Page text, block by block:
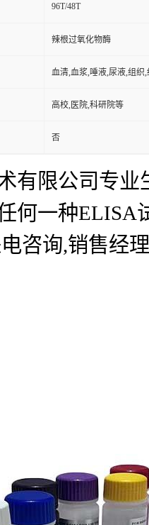
96T/48T
辣根过氧化物酶
血清,血浆,唾液,尿液,组织
高校,医院,科研院等
否
有限公司专
何一种ELISA
咨询,销售经